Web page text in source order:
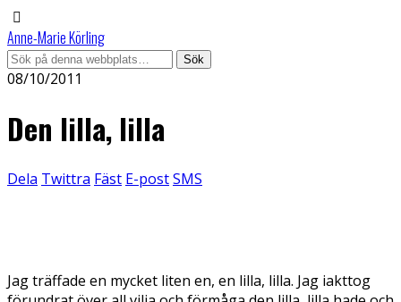
Anne-Marie Körling
08/10/2011
Den lilla, lilla
Dela Twittra Fäst E-postSMS
Jag träffade en mycket liten en, en lilla, lilla. Jag iakttog